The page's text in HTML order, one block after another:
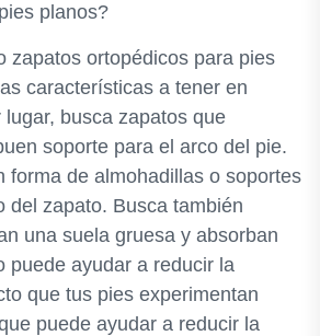
planos?
zapatos ortopédicos para pies
características a tener en
busca zapatos que
soporte para el arco del pie.
forma de almohadillas o soportes
del zapato. Busca también
una suela gruesa y absorban
puede ayudar a reducir la
que tus pies experimentan
puede ayudar a reducir la